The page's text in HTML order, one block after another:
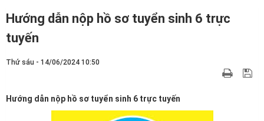
Hướng dẫn nộp hồ sơ tuyển sinh 6 trực
tuyến
Thứ sáu - 14/06/2024 10:50
Hướng dẫn nộp hồ sơ tuyển sinh 6 trực tuyến